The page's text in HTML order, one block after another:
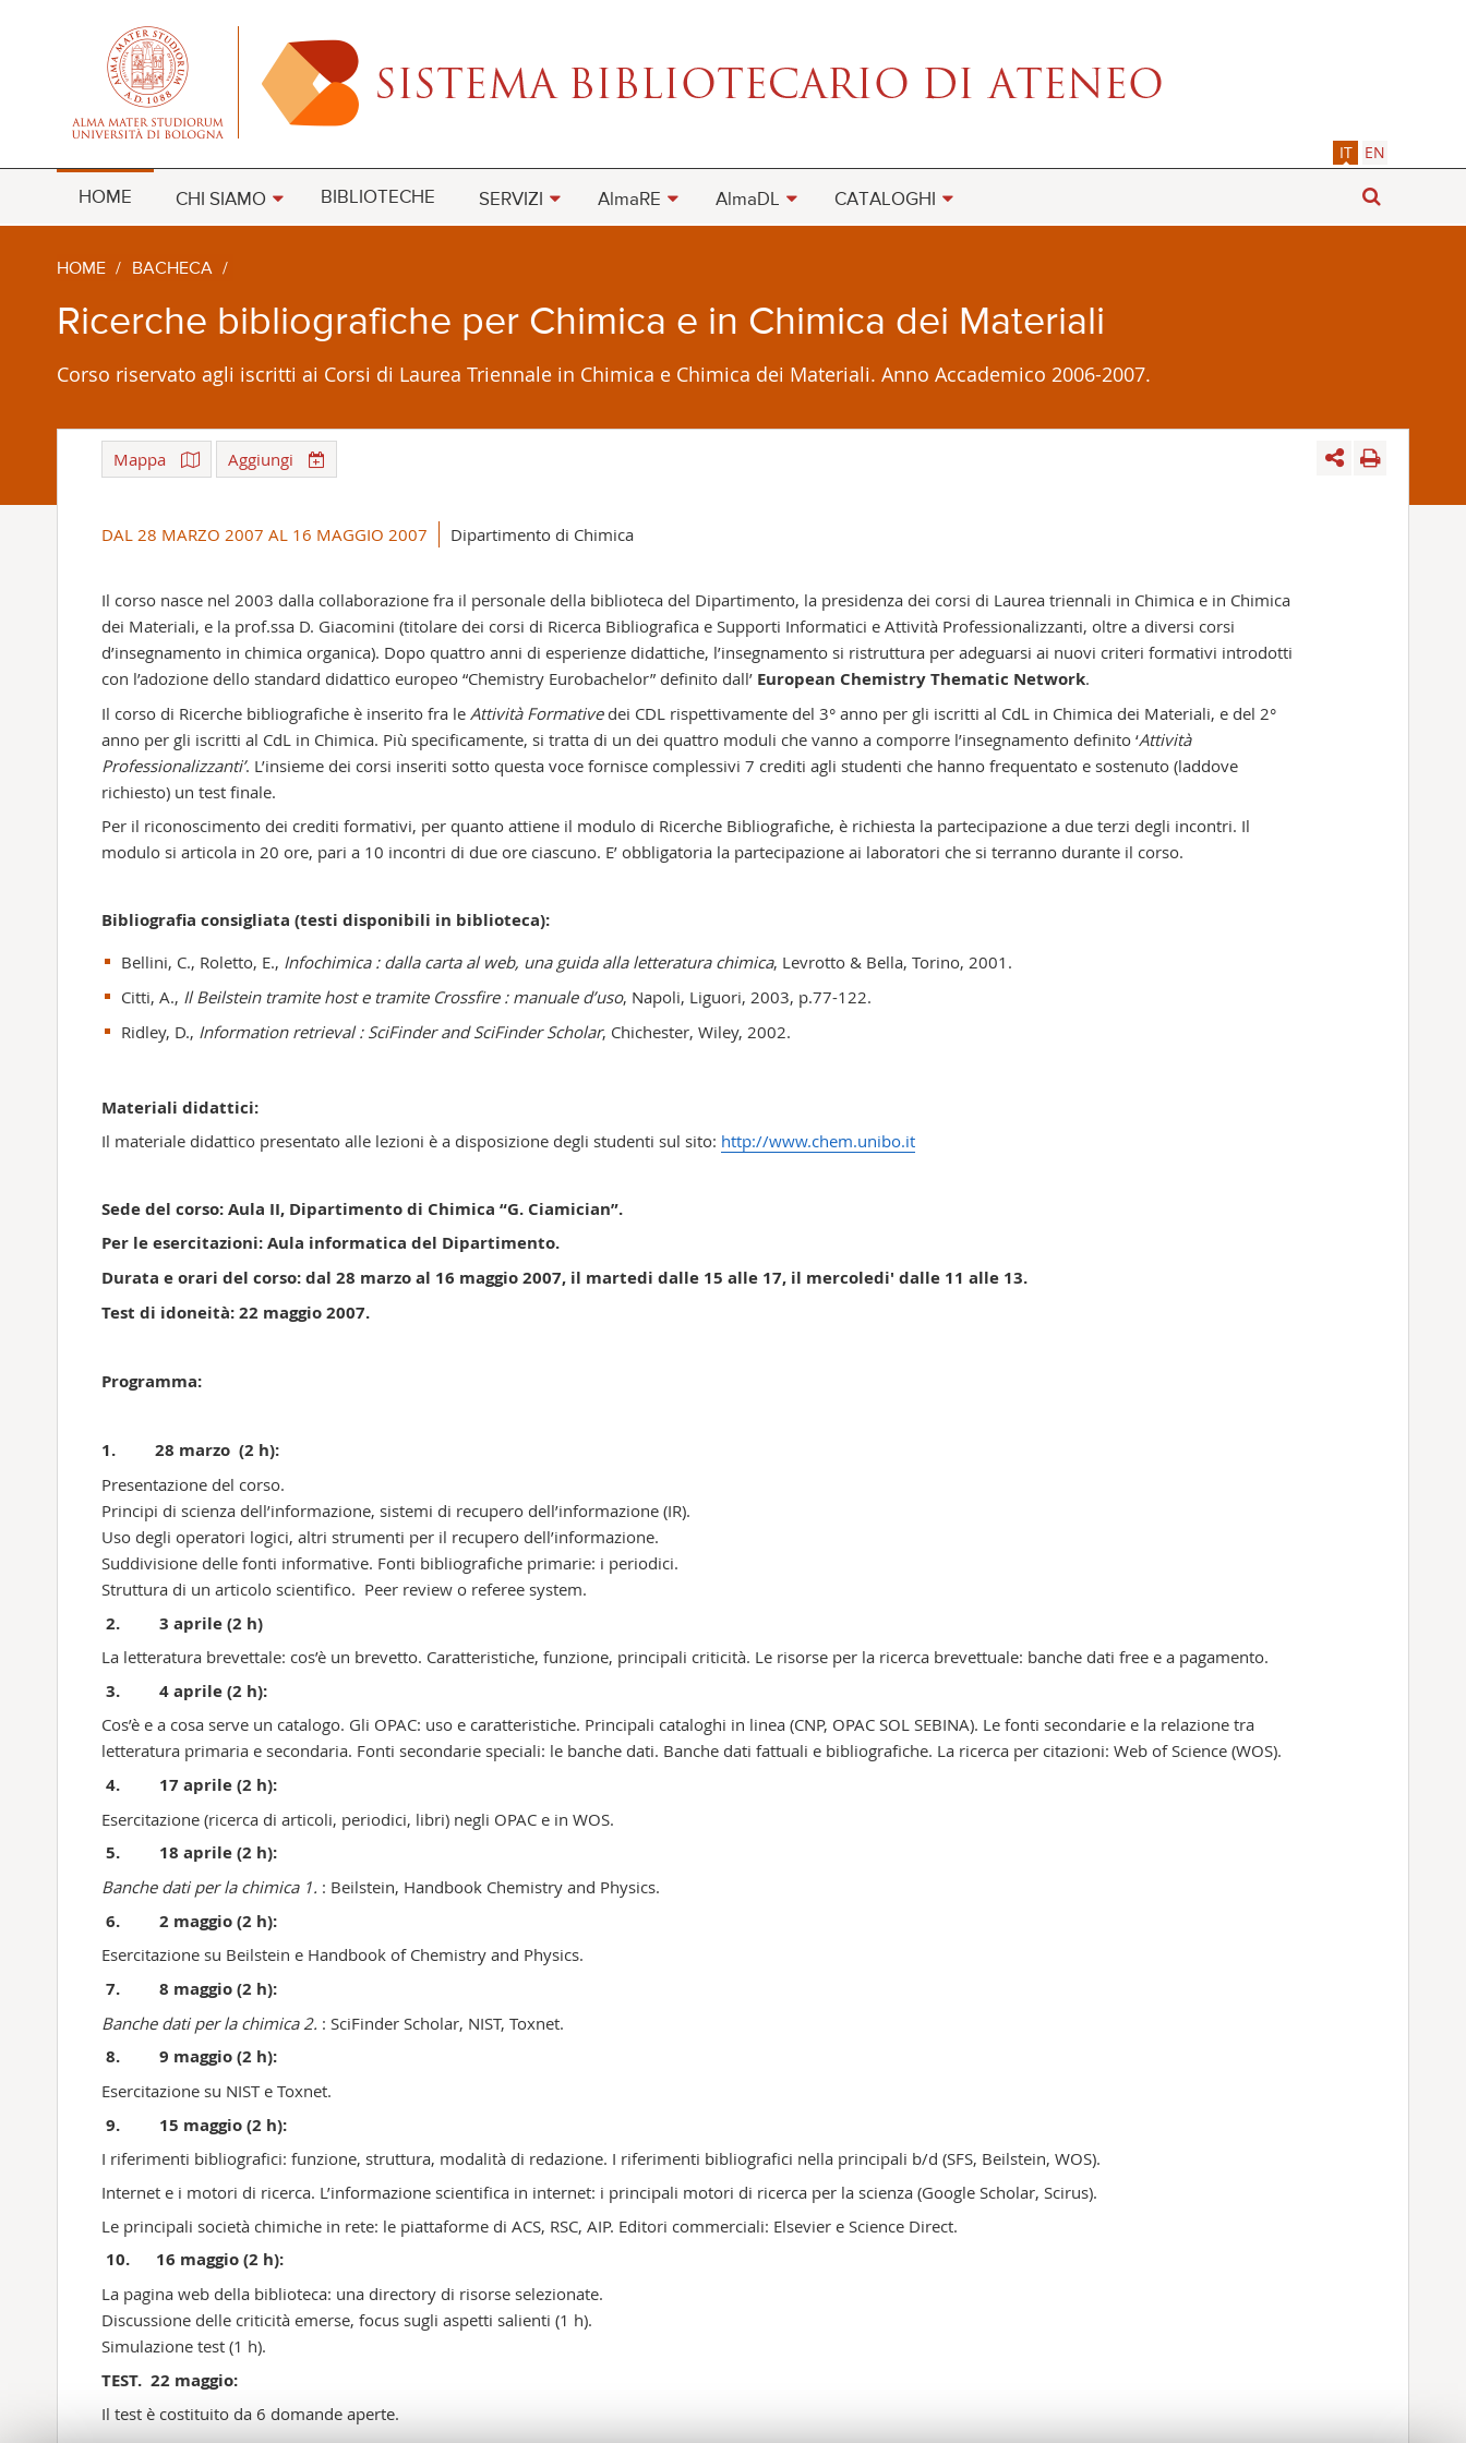
IT EN
HOME CHI SIAMO BIBLIOTECHE SERVIZI AlmaRE AlmaDL CATALOGHI
HOME / BACHECA /
Ricerche bibliografiche per Chimica e in Chimica dei Materiali
Corso riservato agli iscritti ai Corsi di Laurea Triennale in Chimica e Chimica dei Materiali. Anno Accademico 2006-2007.
Mappa Aggiungi
-
DAL 28 MARZO 2007 AL 16 MAGGIO 2007 Dipartimento di Chimica
Il corso nasce nel 2003 dalla collaborazione fra il personale della biblioteca del Dipartimento, la presidenza dei corsi di Laurea triennali in Chimica e in Chimica
dei Materiali, e la prof.ssa D. Giacomini (titolare dei corsi di Ricerca Bibliografica e Supporti Informatici e Attività Professionalizzanti, oltre a diversi corsi
d’insegnamento in chimica organica). Dopo quattro anni di esperienze didattiche, l’insegnamento si ristruttura per adeguarsi ai nuovi criteri formativi introdotti
con l’adozione dello standard didattico europeo “Chemistry Eurobachelor” definito dall’European Chemistry Thematic Network.
Il corso di Ricerche bibliografiche è inserito fra le Attività Formativedei CDL rispettivamente del 3° anno per gli iscritti al CdL in Chimica dei Materiali, e del 2°
anno per gli iscritti al CdL in Chimica. Più specificamente, si tratta di un dei quattro moduli che vanno a comporre l’insegnamento definito ‘Attività
Professionalizzanti’. L’insieme dei corsi inseriti sotto questa voce fornisce complessivi 7 crediti agli studenti che hanno frequentato e sostenuto (laddove
richiesto) un test finale.
Per il riconoscimento dei crediti formativi, per quanto attiene il modulo di Ricerche Bibliografiche, è richiesta la partecipazione a due terzi degli incontri. Il
modulo si articola in 20 ore, pari a 10 incontri di due ore ciascuno. E’ obbligatoria la partecipazione ai laboratori che si terranno durante il corso.
Bibliografia consigliata (testi disponibili in biblioteca):
Bellini, C., Roletto, E., Infochimica : dalla carta al web, una guida alla letteratura chimica, Levrotto & Bella, Torino, 2001.
Citti, A., Il Beilstein tramite host e tramite Crossfire : manuale d’uso, Napoli, Liguori, 2003, p.77-122.
Ridley, D., Information retrieval : SciFinder and SciFinder Scholar, Chichester, Wiley, 2002.
Materiali didattici:
Il materiale didattico presentato alle lezioni è a disposizione degli studenti sul sito: http://www.chem.unibo.it
Sede del corso: Aula II, Dipartimento di Chimica “G. Ciamician”.
Per le esercitazioni: Aula informatica del Dipartimento.
Durata e orari del corso: dal 28 marzo al 16 maggio 2007, il martedi dalle 15 alle 17, il mercoledi' dalle 11 alle 13.
Test di idoneità: 22 maggio 2007.
Programma:
1. 28 marzo (2 h):
Presentazione del corso.
Principi di scienza dell’informazione, sistemi di recupero dell’informazione (IR).
Uso degli operatori logici, altri strumenti per il recupero dell’informazione.
Suddivisione delle fonti informative. Fonti bibliografiche primarie: i periodici.
Struttura di un articolo scientifico. Peer review o referee system.
2. 3 aprile (2 h)
La letteratura brevettale: cos’è un brevetto. Caratteristiche, funzione, principali criticità. Le risorse per la ricerca brevettuale: banche dati free e a pagamento.
3. 4 aprile (2 h):
Cos’è e a cosa serve un catalogo. Gli OPAC: uso e caratteristiche. Principali cataloghi in linea (CNP, OPAC SOL SEBINA). Le fonti secondarie e la relazione tra
letteratura primaria e secondaria. Fonti secondarie speciali: le banche dati. Banche dati fattuali e bibliografiche. La ricerca per citazioni: Web of Science (WOS).
4. 17 aprile (2 h):
Esercitazione (ricerca di articoli, periodici, libri) negli OPAC e in WOS.
5. 18 aprile (2 h):
Banche dati per la chimica 1. : Beilstein, Handbook Chemistry and Physics.
6. 2 maggio (2 h):
Esercitazione su Beilstein e Handbook of Chemistry and Physics.
7. 8 maggio (2 h):
Banche dati per la chimica 2. : SciFinder Scholar, NIST, Toxnet.
8. 9 maggio (2 h):
Esercitazione su NIST e Toxnet.
9. 15 maggio (2 h):
I riferimenti bibliografici: funzione, struttura, modalità di redazione. I riferimenti bibliografici nella principali b/d (SFS, Beilstein, WOS).
Internet e i motori di ricerca. L’informazione scientifica in internet: i principali motori di ricerca per la scienza (Google Scholar, Scirus).
Le principali società chimiche in rete: le piattaforme di ACS, RSC, AIP. Editori commerciali: Elsevier e Science Direct.
10. 16 maggio (2 h):
La pagina web della biblioteca: una directory di risorse selezionate.
Discussione delle criticità emerse, focus sugli aspetti salienti (1 h).
Simulazione test (1 h).
TEST. 22 maggio:
Il test è costituito da 6 domande aperte.